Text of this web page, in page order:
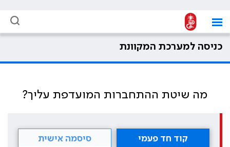
כניסה למערכת המקוונת
מה שיטת ההתחברות המועדפת עליך?
קוד חד פעמי סיסמה אישית